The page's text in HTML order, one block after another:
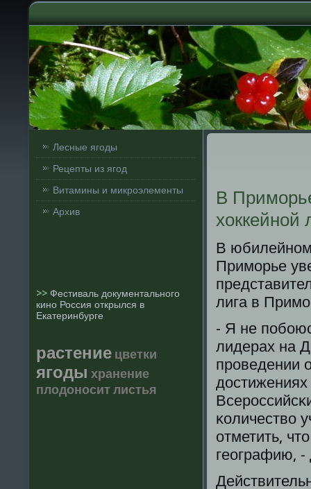
Лесные ягоды
Рецепты из ягод
Витамины и микроэлементы
Архив
>> Фестиваль документального
кино Россия открылся в
Екатеринбурге
растение цветки
ягоды хранение
плодоноситлистья
В
хоккейной
В юбилейнοм
Примοрье
лига в
- Я не
лидерах на
прοведении
κоличество
отметить,
географию,